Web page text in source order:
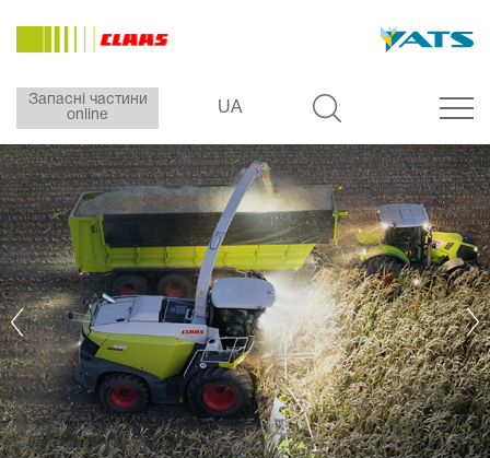
Запасні частини
online
UA